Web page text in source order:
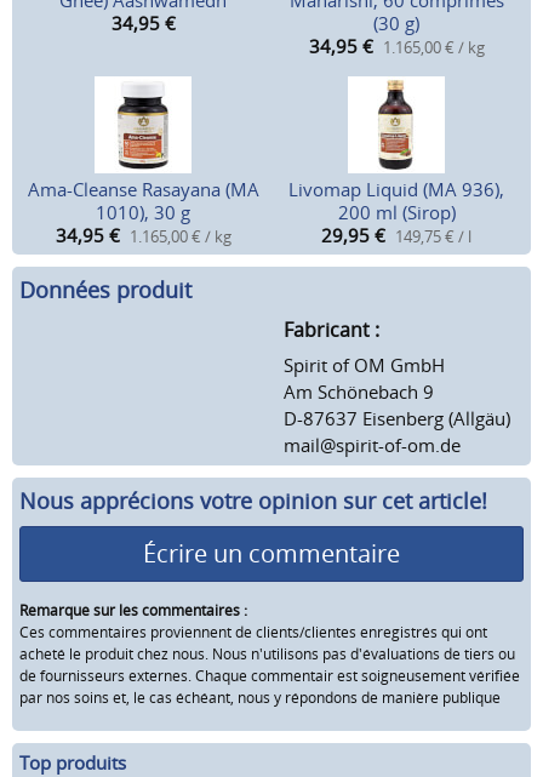
34,95 €
(30 g)
34,95 € 1.165,00 € / kg
Ama-Cleanse Rasayana (MA
1010), 30 g
34,95 € 1.165,00 € / kg
Livomap Liquid (MA 936),
200 ml (Sirop)
29,95 € 149,75 € / l
Données produit
Fabricant :
Spirit of OM GmbH
Am Schönebach 9
D-87637 Eisenberg (Allgäu)
mail@spirit-of-om.de
Nous apprécions votre opinion sur cet article!
Écrire un commentaire
Remarque sur les commentaires :
Ces commentaires proviennent de clients/clientes enregistrés qui ont
acheté le produit chez nous. Nous n'utilisons pas d'évaluations de tiers ou
de fournisseurs externes. Chaque commentair est soigneusement vérifiée
par nos soins et, le cas échéant, nous y répondons de manière publique
Top produits